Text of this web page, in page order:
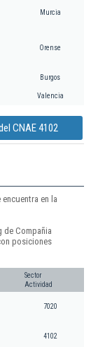
Murcia
Orense
Burgos
Valencia
CNAE 4102
en la
de Compañia
posiciones
Sector
Actividad
7020
4102